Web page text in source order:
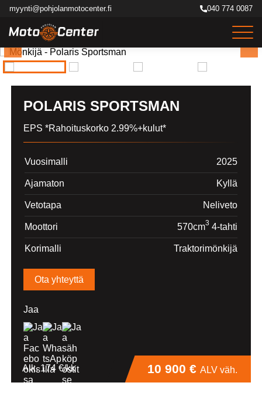
sisältöön
myynti@pohjolanmotocenter.fi 040 774 0087
POLARIS SPORTSMAN
EPS *Rahoituskorko 2.99%+kulut*
Vuosimalli 2025
Ajamaton Kyllä
Vetotapa Neliveto
Moottori 570cm3 4-tahti
Korimalli Traktorimönkijä
Ota yhteyttä
Jaa
Alk. 174 €/kk 10 900 € ALV väh.